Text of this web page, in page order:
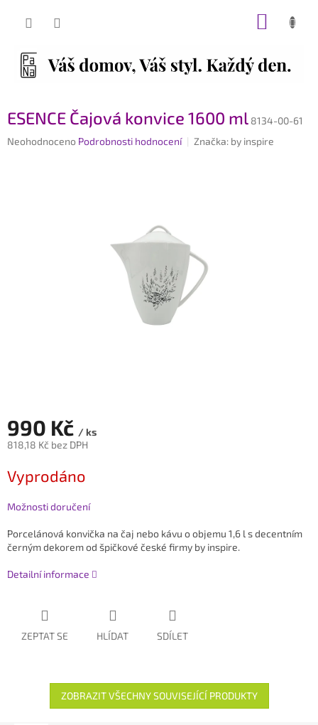
ESENCE Čajová konvice 1600 ml 8134-00-61
Průměrné
Neohodnoceno Podrobnosti hodnocení Značka: by inspire
990 Kč / ks
818,18 Kč bez DPH
cena:
Vyprodáno
Možnosti doručení
Porcelánová konvička na čaj nebo kávu o objemu 1,6 l s decentním
černým dekorem od špičkové české firmy by inspire.
Detailní informace
ZEPTAT SE HLÍDAT SDÍLET
ZOBRAZIT VŠECHNY SOUVISEJÍCÍ PRODUKTY